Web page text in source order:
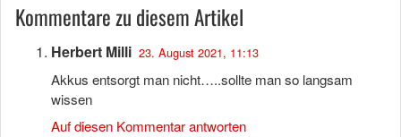
Kommentare zu diesem Artikel
Herbert Milli 23. August 2021, 11:13
Akkus entsorgt man nicht…..sollte man so langsam
wissen
Auf diesen Kommentar antworten